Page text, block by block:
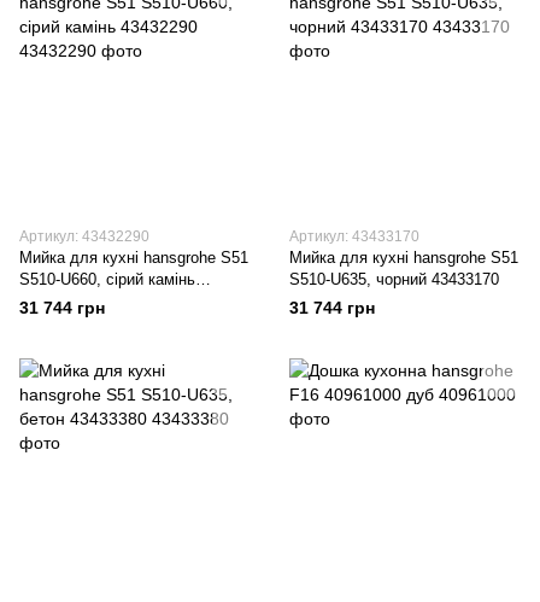
Артикул: 43432290
Мийка для кухні hansgrohe S51
S510-U660, сірий камінь
43432290
31 744 грн
Артикул: 43433170
Мийка для кухні hansgrohe S51
S510-U635, чорний 43433170
31 744 грн